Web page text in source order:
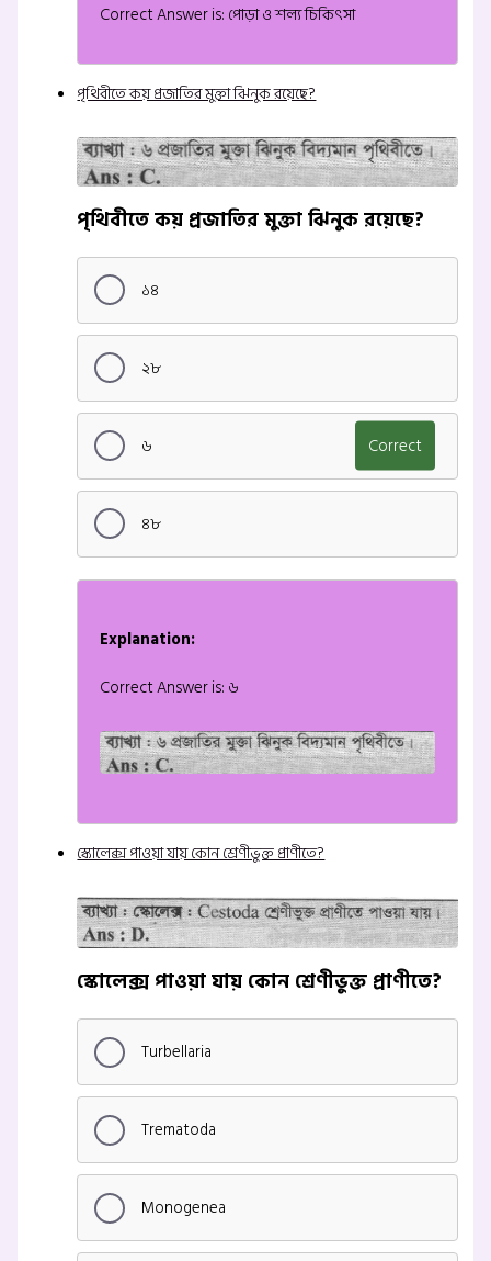
Correct Answer is: পোড়া ও শল্য চিকিৎসা
পৃথিবীতে কয় প্রজাতির মুক্তা ঝিনুক রয়েছে?
পৃথিবীতে কয় প্রজাতির মুক্তা ঝিনুক রয়েছে?
১৪
২৮
৬ Correct
৪৮
Explanation:
Correct Answer is: ৬
স্কোলেক্স পাওয়া যায় কোন শ্রেণীভুক্ত প্রাণীতে?
স্কোলেক্স পাওয়া যায় কোন শ্রেণীভুক্ত প্রাণীতে?
Turbellaria
Trematoda
Monogenea